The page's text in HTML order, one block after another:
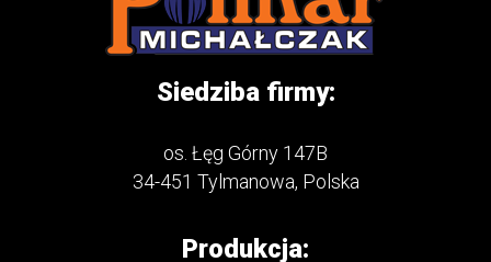
Siedziba firmy:
os. Łęg Górny 147B
34-451 Tylmanowa, Polska
Produkcja: